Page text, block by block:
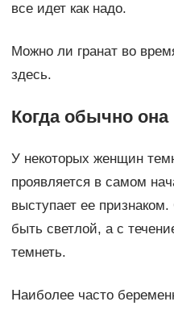
все идет как надо.
Можно ли гранат во
здесь.
Когда обычно она
У некоторых женщин
проявляется в самом
выступает ее
быть светлой, а с
темнеть.
Наиболее часто